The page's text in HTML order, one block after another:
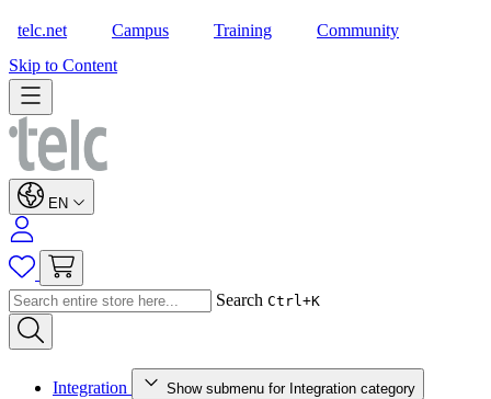
telc.net Campus Training Community
Skip to Content
EN
Search Ctrl+K
Integration Show submenu for Integration category